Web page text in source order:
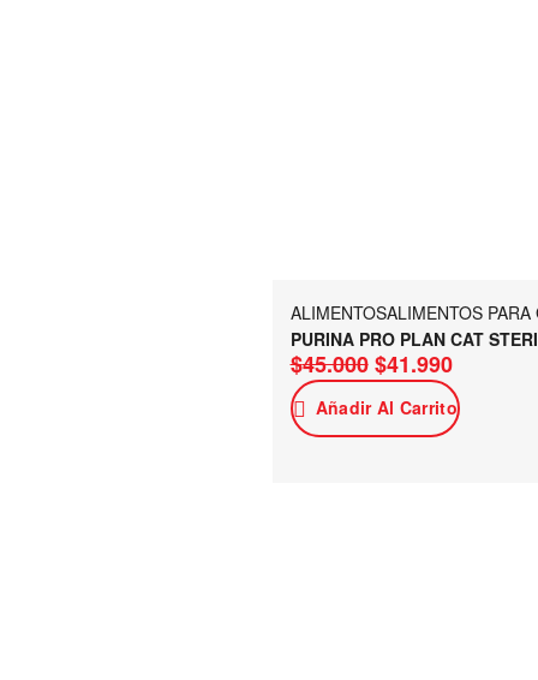
ALIMENTOSALIMENTOS PARA
PURINA PRO PLAN CAT
$45.000 $41.990
Añadir Al Carrito